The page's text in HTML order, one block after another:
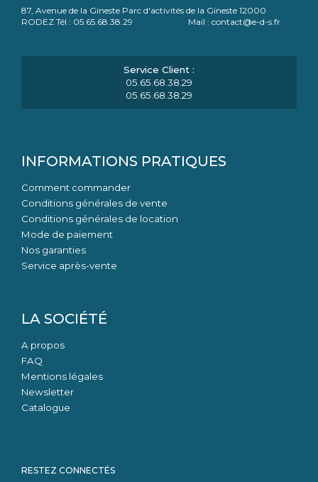
87, Avenue de la Gineste Parc d'activités de la Gineste 12000
RODEZ Tél : 05.65.68.38.29 Mail : contact@e-d-s.fr
05.65.68.38.29
05.65.68.38.29
INFORMATIONS PRATIQUES
Comment commander
Conditions générales de vente
Conditions générales de location
Mode de paiement
Nos garanties
Service après-vente
LA SOCIÉTÉ
A propos
FAQ
Mentions légales
Newsletter
Catalogue